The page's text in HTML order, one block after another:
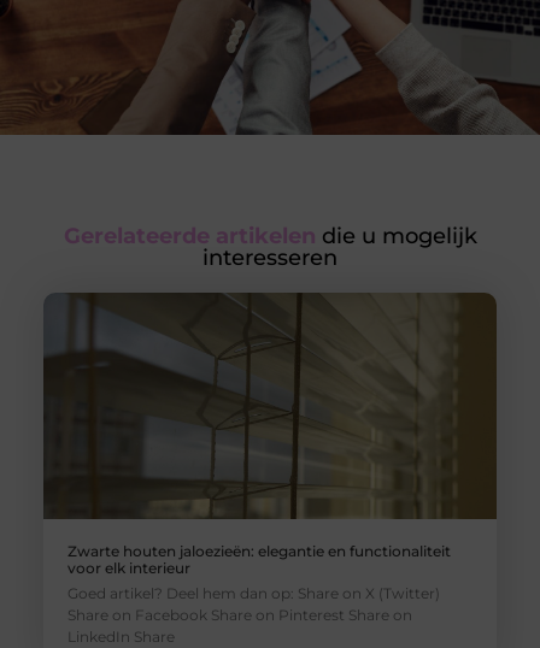
Gerelateerde artikelen die u mogelijk
interesseren
Zwarte houten jaloezieën: elegantie en functionaliteit
voor elk interieur
Goed artikel? Deel hem dan op: Share on X (Twitter)
Share on Facebook Share on Pinterest Share on
LinkedIn Share